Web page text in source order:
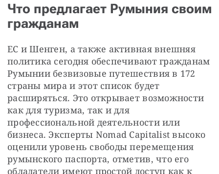
Что предлагает Румыния своим
гражданам
ЕС и Шенген, а также активная внешняя
политика сегодня обеспечивают гражданам
Румынии безвизовые путешествия в 172
страны мира и этот список будет
расширяться. Это открывает возможности
как для туризма, так и для
профессиональной деятельности или
бизнеса. Эксперты Nomad Capitalist высоко
оценили уровень свободы перемещения
румынского паспорта, отметив, что его
обладатели имеют простой доступ как к